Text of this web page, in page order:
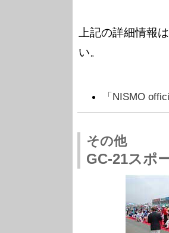
上記の詳細情報は
い。
「NISMO
その他
GC-21スポ